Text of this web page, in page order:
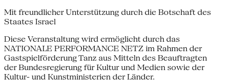
Mit freundlicher Unterstützung durch die Botschaft des
Staates Israel
Diese Veranstaltung wird ermöglicht durch das
NATIONALE PERFORMANCE NETZ im Rahmen der
Gastspielförderung Tanz aus Mitteln des Beauftragten
der Bundesregierung für Kultur und Medien sowie der
Kultur- und Kunstministerien der Länder.